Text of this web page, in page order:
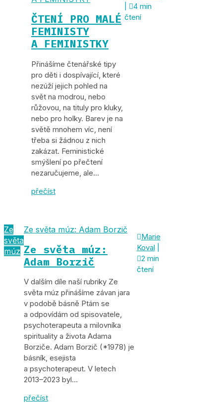
ČTENÍ PRO MALÉ
FEMINISTY
A FEMINISTKY
Přinášíme čtenářské tipy
pro děti i dospívající, které
nezúží jejich pohled na
svět na modrou, nebo
růžovou, na tituly pro kluky,
nebo pro holky. Barev je na
světě mnohem víc, není
třeba si žádnou z nich
zakázat. Feministické
smýšlení po přečtení
nezaručujeme, ale…
přečíst
4 min
čtení
Ze
světa
múz
Ze světa múz: Adam Borzič
Ze světa múz:
Adam Borzič
V dalším díle naší rubriky Ze
světa múz přinášíme závan jara
v podobě básně Ptám se
a odpovídám od spisovatele,
psychoterapeuta a milovníka
spirituality a života Adama
Borziče. Adam Borzič (*1978) je
básník, esejista
a psychoterapeut. V letech
2013–2023 byl…
přečíst
Marie
Koval
2 min
čtení